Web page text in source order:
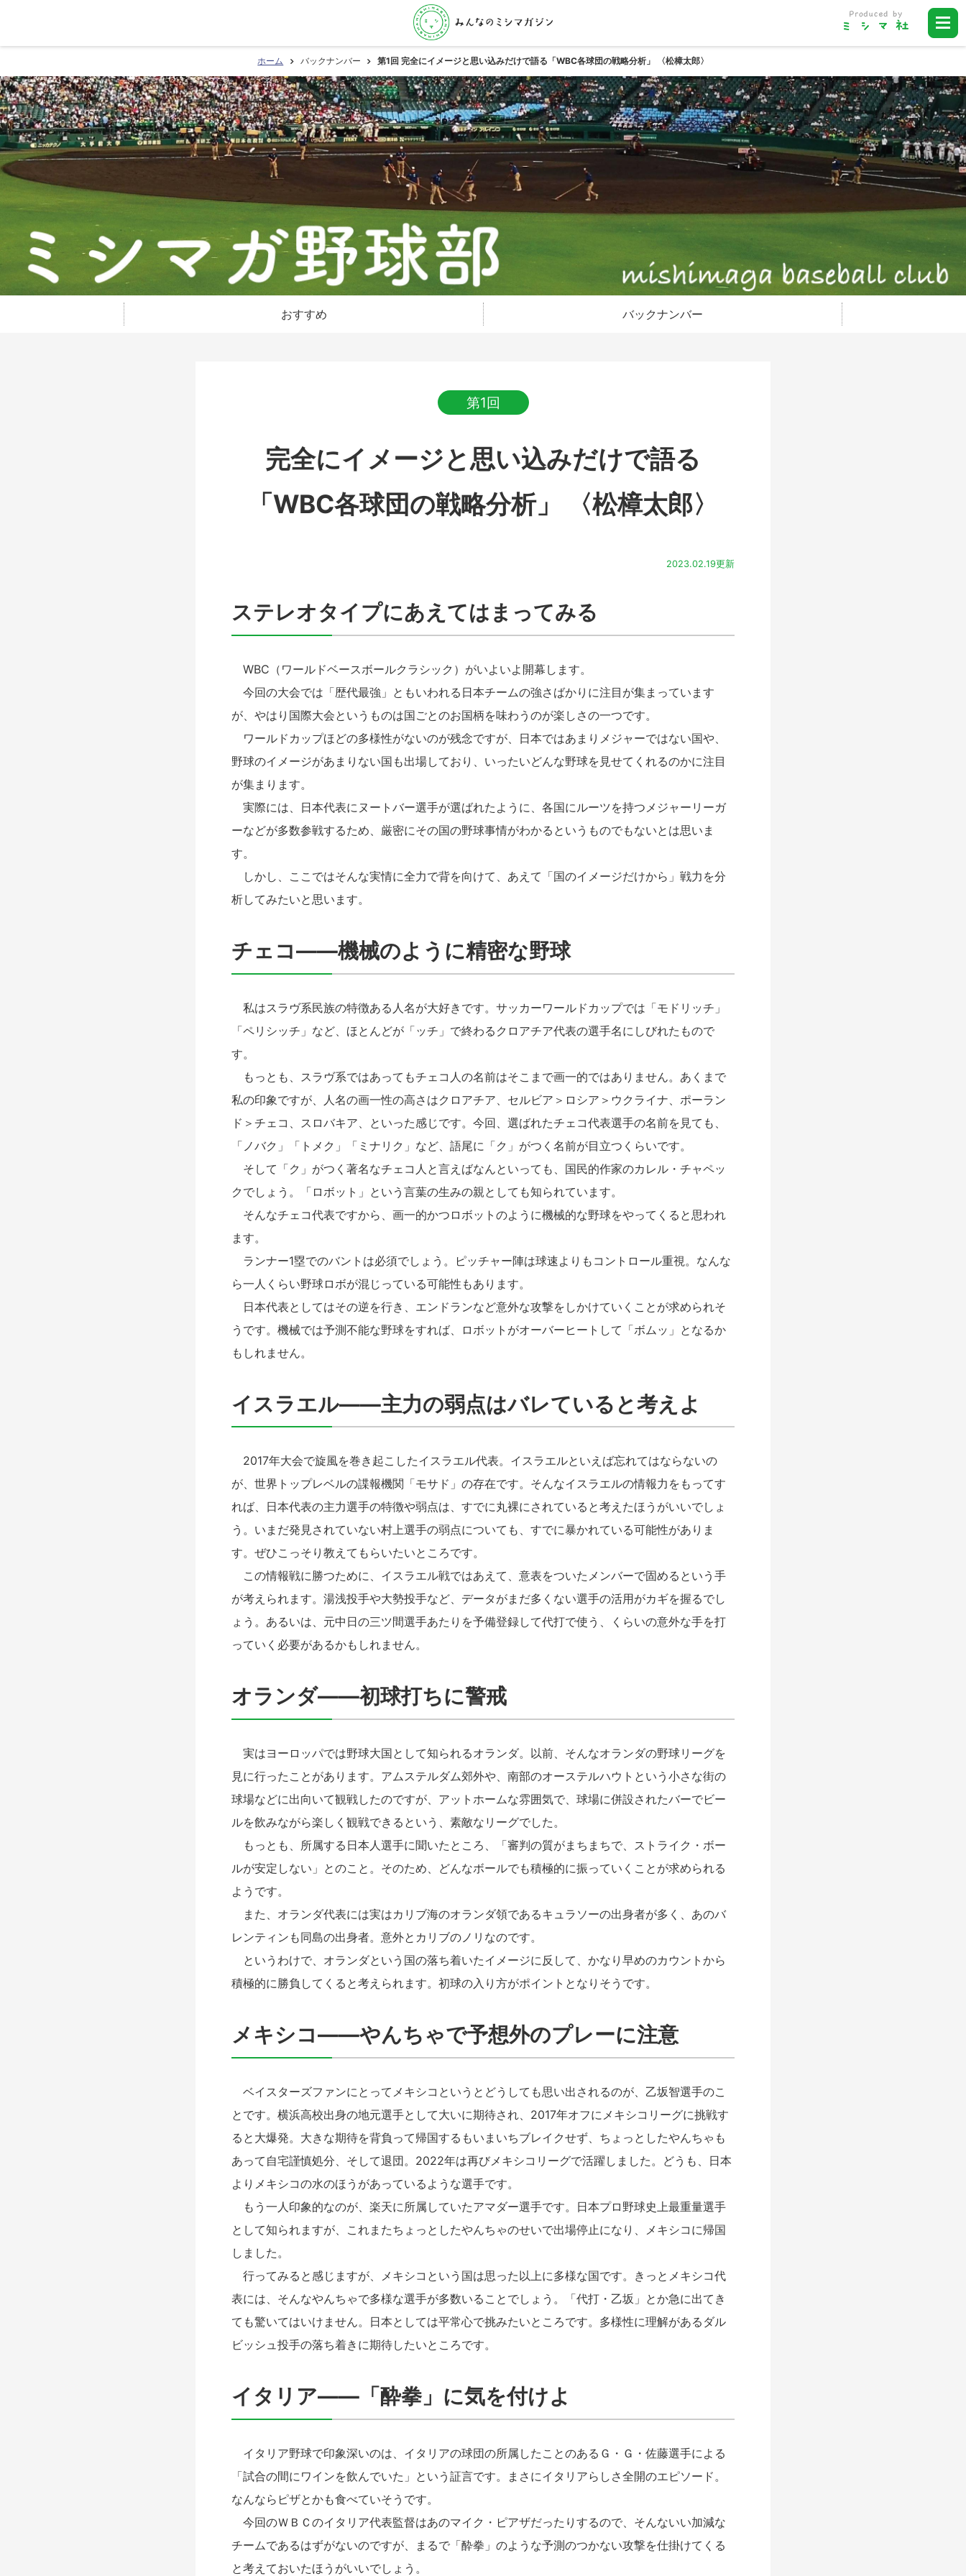
ホーム バックナンバー 第1回 完全にイメージと思い込みだけで語る「WBC各球団の戦略分析」 〈松樟太郎〉
おすすめ バックナンバー
第1回
完全にイメージと思い込みだけで語る
「WBC各球団の戦略分析」 〈松樟太郎〉
2023.02.19更新
ステレオタイプにあえてはまってみる
WBC（ワールドベースボールクラシック）がいよいよ開幕します。
今回の大会では「歴代最強」ともいわれる日本チームの強さばかりに注目が集まっています
が、やはり国際大会というものは国ごとのお国柄を味わうのが楽しさの一つです。
ワールドカップほどの多様性がないのが残念ですが、日本ではあまりメジャーではない国や、
野球のイメージがあまりない国も出場しており、いったいどんな野球を見せてくれるのかに注目
が集まります。
実際には、日本代表にヌートバー選手が選ばれたように、各国にルーツを持つメジャーリーガ
ーなどが多数参戦するため、厳密にその国の野球事情がわかるというものでもないとは思いま
す。
しかし、ここではそんな実情に全力で背を向けて、あえて「国のイメージだけから」戦力を分
析してみたいと思います。
チェコ――機械のように精密な野球
私はスラヴ系民族の特徴ある人名が大好きです。サッカーワールドカップでは「モドリッチ」
「ペリシッチ」など、ほとんどが「ッチ」で終わるクロアチア代表の選手名にしびれたもので
す。
もっとも、スラヴ系ではあってもチェコ人の名前はそこまで画一的ではありません。あくまで
私の印象ですが、人名の画一性の高さはクロアチア、セルビア＞ロシア＞ウクライナ、ポーラン
ド＞チェコ、スロバキア、といった感じです。今回、選ばれたチェコ代表選手の名前を見ても、
「ノバク」「トメク」「ミナリク」など、語尾に「ク」がつく名前が目立つくらいです。
そして「ク」がつく著名なチェコ人と言えばなんといっても、国民的作家のカレル・チャペッ
クでしょう。「ロボット」という言葉の生みの親としても知られています。
そんなチェコ代表ですから、画一的かつロボットのように機械的な野球をやってくると思われ
ます。
ランナー1塁でのバントは必須でしょう。ピッチャー陣は球速よりもコントロール重視。なんな
ら一人くらい野球ロボが混じっている可能性もあります。
日本代表としてはその逆を行き、エンドランなど意外な攻撃をしかけていくことが求められそ
うです。機械では予測不能な野球をすれば、ロボットがオーバーヒートして「ボムッ」となるか
もしれません。
イスラエル――主力の弱点はバレていると考えよ
2017年大会で旋風を巻き起こしたイスラエル代表。イスラエルといえば忘れてはならないの
が、世界トップレベルの諜報機関「モサド」の存在です。そんなイスラエルの情報力をもってす
れば、日本代表の主力選手の特徴や弱点は、すでに丸裸にされていると考えたほうがいいでしょ
う。いまだ発見されていない村上選手の弱点についても、すでに暴かれている可能性がありま
す。ぜひこっそり教えてもらいたいところです。
この情報戦に勝つために、イスラエル戦ではあえて、意表をついたメンバーで固めるという手
が考えられます。湯浅投手や大勢投手など、データがまだ多くない選手の活用がカギを握るでし
ょう。あるいは、元中日の三ツ間選手あたりを予備登録して代打で使う、くらいの意外な手を打
っていく必要があるかもしれません。
オランダ――初球打ちに警戒
実はヨーロッパでは野球大国として知られるオランダ。以前、そんなオランダの野球リーグを
見に行ったことがあります。アムステルダム郊外や、南部のオーステルハウトという小さな街の
球場などに出向いて観戦したのですが、アットホームな雰囲気で、球場に併設されたバーでビー
ルを飲みながら楽しく観戦できるという、素敵なリーグでした。
もっとも、所属する日本人選手に聞いたところ、「審判の質がまちまちで、ストライク・ボー
ルが安定しない」とのこと。そのため、どんなボールでも積極的に振っていくことが求められる
ようです。
また、オランダ代表には実はカリブ海のオランダ領であるキュラソーの出身者が多く、あのバ
レンティンも同島の出身者。意外とカリブのノリなのです。
というわけで、オランダという国の落ち着いたイメージに反して、かなり早めのカウントから
積極的に勝負してくると考えられます。初球の入り方がポイントとなりそうです。
メキシコ――やんちゃで予想外のプレーに注意
ベイスターズファンにとってメキシコというとどうしても思い出されるのが、乙坂智選手のこ
とです。横浜高校出身の地元選手として大いに期待され、2017年オフにメキシコリーグに挑戦す
ると大爆発。大きな期待を背負って帰国するもいまいちブレイクせず、ちょっとしたやんちゃも
あって自宅謹慎処分、そして退団。2022年は再びメキシコリーグで活躍しました。どうも、日本
よりメキシコの水のほうがあっているような選手です。
もう一人印象的なのが、楽天に所属していたアマダー選手です。日本プロ野球史上最重量選手
として知られますが、これまたちょっとしたやんちゃのせいで出場停止になり、メキシコに帰国
しました。
行ってみると感じますが、メキシコという国は思った以上に多様な国です。きっとメキシコ代
表には、そんなやんちゃで多様な選手が多数いることでしょう。「代打・乙坂」とか急に出てき
ても驚いてはいけません。日本としては平常心で挑みたいところです。多様性に理解があるダル
ビッシュ投手の落ち着きに期待したいところです。
イタリア――「酔拳」に気を付けよ
イタリア野球で印象深いのは、イタリアの球団の所属したことのあるＧ・Ｇ・佐藤選手による
「試合の間にワインを飲んでいた」という証言です。まさにイタリアらしさ全開のエピソード。
なんならピザとかも食べていそうです。
今回のＷＢＣのイタリア代表監督はあのマイク・ピアザだったりするので、そんないい加減な
チームであるはずがないのですが、まるで「酔拳」のような予測のつかない攻撃を仕掛けてくる
と考えておいたほうがいいでしょう。